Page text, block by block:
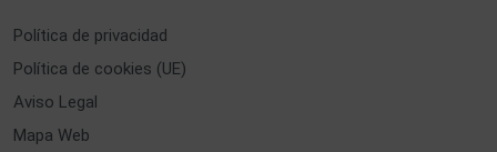
Política de privacidad
Política de cookies (UE)
Aviso Legal
Mapa Web